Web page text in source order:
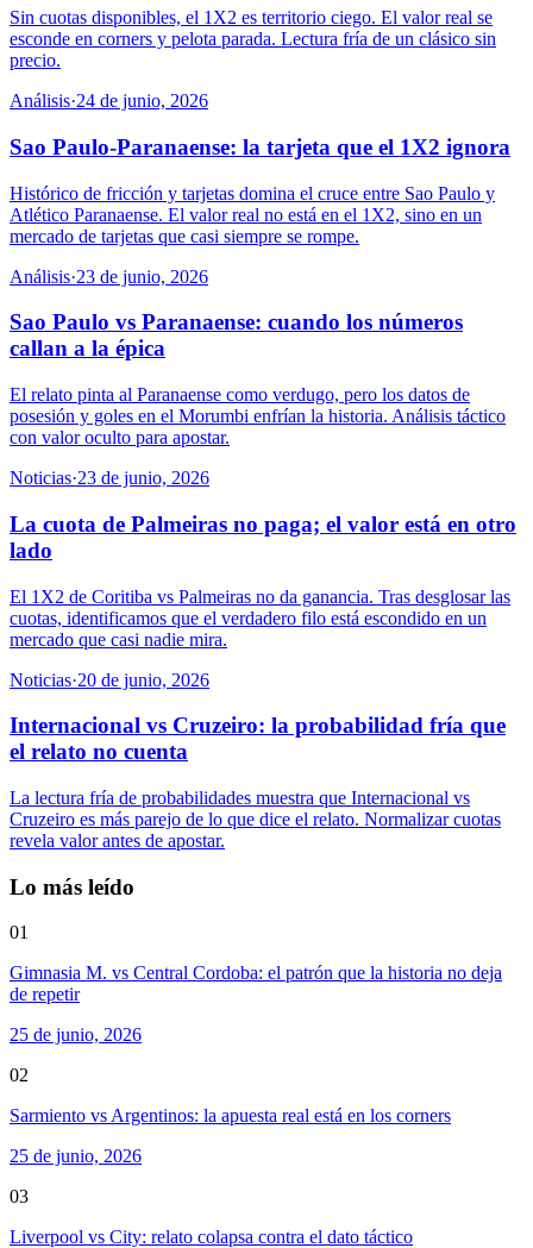
Sin cuotas disponibles, el 1X2 es territorio ciego. El valor real se
esconde en corners y pelota parada. Lectura fría de un clásico sin
precio.
Análisis·24 de junio, 2026
Sao Paulo-Paranaense: la tarjeta que el 1X2 ignora
Histórico de fricción y tarjetas domina el cruce entre Sao Paulo y
Atlético Paranaense. El valor real no está en el 1X2, sino en un
mercado de tarjetas que casi siempre se rompe.
Análisis·23 de junio, 2026
Sao Paulo vs Paranaense: cuando los números
callan a la épica
El relato pinta al Paranaense como verdugo, pero los datos de
posesión y goles en el Morumbi enfrían la historia. Análisis táctico
con valor oculto para apostar.
Noticias·23 de junio, 2026
La cuota de Palmeiras no paga; el valor está en otro
lado
El 1X2 de Coritiba vs Palmeiras no da ganancia. Tras desglosar las
cuotas, identificamos que el verdadero filo está escondido en un
mercado que casi nadie mira.
Noticias·20 de junio, 2026
Internacional vs Cruzeiro: la probabilidad fría que
el relato no cuenta
La lectura fría de probabilidades muestra que Internacional vs
Cruzeiro es más parejo de lo que dice el relato. Normalizar cuotas
revela valor antes de apostar.
Lo más leído
01
Gimnasia M. vs Central Cordoba: el patrón que la historia no deja
de repetir
25 de junio, 2026
02
Sarmiento vs Argentinos: la apuesta real está en los corners
25 de junio, 2026
03
Liverpool vs City: relato colapsa contra el dato táctico